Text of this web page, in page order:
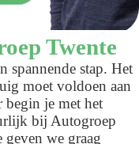
Twente
spannende stap. Het
moet voldoen aan
begin je met het
bij Autogroep
we graag